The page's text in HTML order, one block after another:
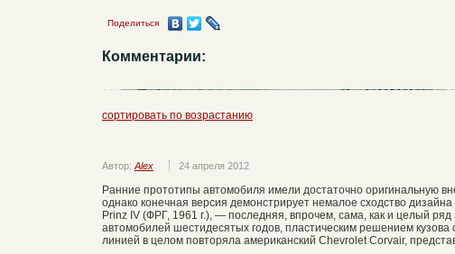
Поделиться
Комментарии:
сортировать по возрастанию
Автор: Alex 24 апреля 2012
Ранние прототипы автомобиля имели достаточно оригинальную
однако конечная версия демонстрирует немалое сходство
Prinz IV (ФРГ, 1961 г.), — последняя, впрочем, сама, как и целый
автомобилей шестидесятых годов, пластическим решением
линией в целом повторяла американский Chevrolet Corvair,